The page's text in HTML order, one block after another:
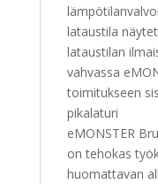
lataustila
lataustilan
vahvassa
toimitukseen
pikalaturi
eMONSTER
on tehokas
huomattavan